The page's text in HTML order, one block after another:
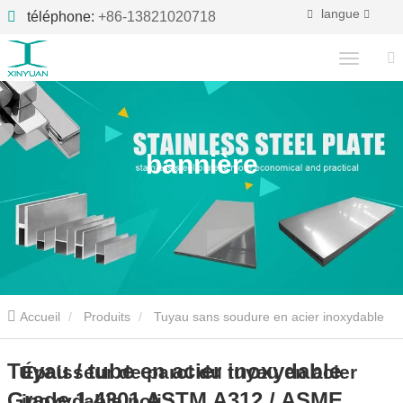
téléphone: +86-13821020718 langue
bannière
Accueil Produits Tuyau sans soudure en acier inoxydable
Tuyau / tube en acier inoxydable
Épaisseur de paroi du tuyau en acier